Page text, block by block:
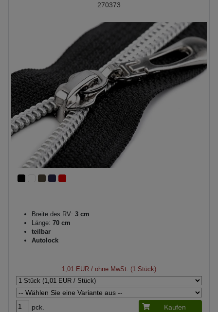
270373
Breite des RV: 3 cm
Länge: 70 cm
teilbar
Autolock
1,01 EUR / ohne MwSt. (1 Stück)
pck. Kaufen